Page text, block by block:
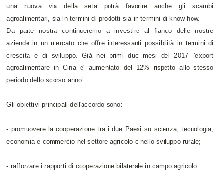
una nuova via della seta potrà favorire anche gli scambi
agroalimentari, sia in termini di prodotti sia in termini di know-how.
Da parte nostra continueremo a investire al fianco delle nostre
aziende in un mercato che offre interessanti possibilità in termini di
crescita e di sviluppo. Già nei primi due mesi del 2017 l'export
agroalimentare in Cina e' aumentato del 12% rispetto allo stesso
periodo dello scorso anno".
Gli obiettivi principali dell'accordo sono:
- promuovere la cooperazione tra i due Paesi su scienza, tecnologia,
economia e commercio nel settore agricolo e nello sviluppo rurale;
- rafforzare i rapporti di cooperazione bilaterale in campo agricolo.